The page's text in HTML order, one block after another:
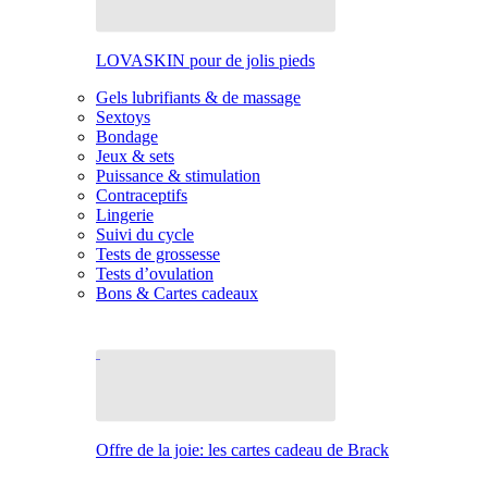
LOVASKIN pour de jolis pieds
Gels lubrifiants & de massage
Sextoys
Bondage
Jeux & sets
Puissance & stimulation
Contraceptifs
Lingerie
Suivi du cycle
Tests de grossesse
Tests d’ovulation
Bons & Cartes cadeaux
Offre de la joie: les cartes cadeau de Brack